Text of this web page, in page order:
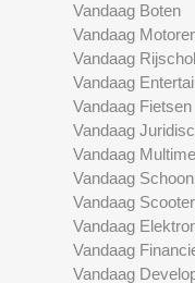
Vandaag Boten
Vandaag
Vandaag
Vandaag
Vandaag Fietsen
Vandaag
Vandaag
Vandaag
Vandaag
Vandaag
Vandaag
Vandaag